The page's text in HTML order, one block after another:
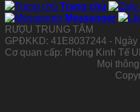
Trang chủ
Messenger
RƯỢU TRUNG TÂM
GPĐKKD: 41E8037244 - Ngày
Cơ quan cấp: Phòng Kinh Tế
Mọi